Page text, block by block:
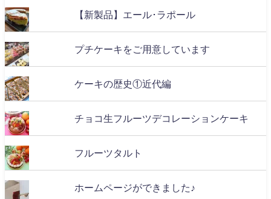
【新製品】エール･ラポール
プチケーキをご用意しています
ケーキの歴史①近代編
チョコ生フルーツデコレーションケーキ
フルーツタルト
ホームページができました♪